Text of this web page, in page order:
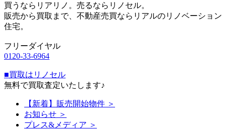
買うならリアリノ。売るならリノセル。
販売から買取まで、不動産売買ならリアルのリノベーション
住宅。
フリーダイヤル
0120-33-6964
■買取はリノセル
無料で買取査定いたします♪
【新着】販売開始物件 ＞
お知らせ ＞
プレス&メディア ＞